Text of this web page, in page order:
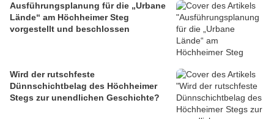
Ausführungsplanung für die „Urbane
Lände“ am Höchheimer Steg
vorgestellt und beschlossen
Wird der rutschfeste
Dünnschichtbelag des Höchheimer
Stegs zur unendlichen Geschichte?